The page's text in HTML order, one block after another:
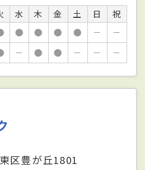
水 木 金 土 日
祝
● ● ● ● －
－
－ ● ● － － －
区豊が丘1801